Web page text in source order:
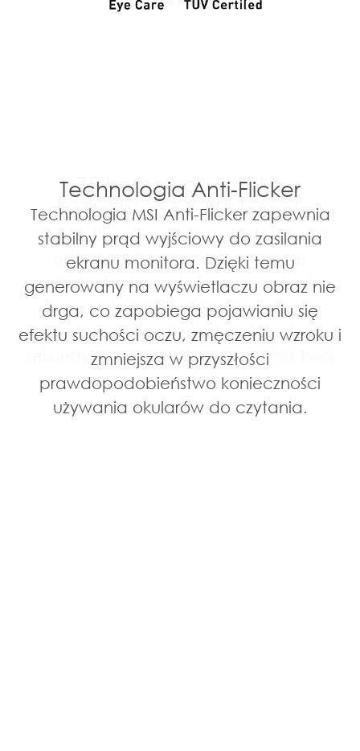
Technologia Anti-Flicker
Technologia MSI Anti-Flicker zapewnia
stabilny prąd wyjściowy do zasilania
ekranu monitora. Dzięki temu
generowany na wyświetlaczu obraz nie
drga, co zapobiega pojawianiu się
efektu suchości oczu, zmęczeniu wzroku i
zmniejsza w przyszłości
prawdopodobieństwo konieczności
używania okularów do czytania.
75-hercowa, wysoka
częstotliwość odświeżania
Wyświetlacz o wysokiej częstotliwości
odświeżania zapewnia podczas
oglądania znacznie lepsze wrażenia
wizualne. Oprócz tego, im więcej
obrazów wyświetlanych jest w ciągu
sekundy, tym mniej obciążany jest Twój
wzrok.